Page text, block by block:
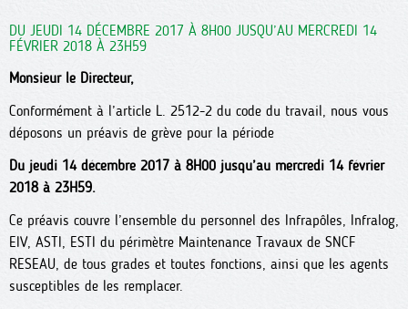
DU JEUDI 14 DÉCEMBRE 2017 À 8H00 JUSQU’AU MERCREDI 14
FÉVRIER 2018 À 23H59
Monsieur le Directeur,
Conformément à l’article L. 2512-2 du code du travail, nous vous
déposons un préavis de grève pour la période
Du jeudi 14 décembre 2017 à 8H00 jusqu’au mercredi 14 février
2018 à 23H59.
Ce préavis couvre l’ensemble du personnel des Infrapôles, Infralog,
EIV, ASTI, ESTI du périmètre Maintenance Travaux de SNCF
RESEAU, de tous grades et toutes fonctions, ainsi que les agents
susceptibles de les remplacer.